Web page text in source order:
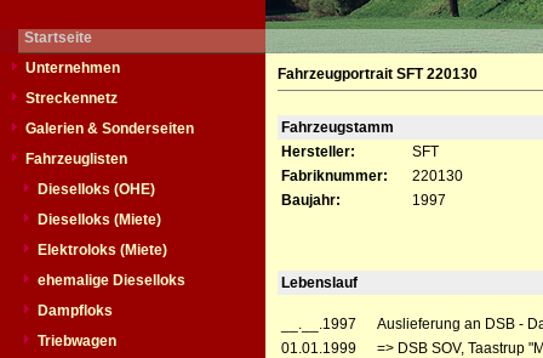
Startseite
Unternehmen
Streckennetz
Galerien & Sonderseiten
Fahrzeuglisten
Dieselloks (OHE)
Dieselloks (Miete)
Elektroloks (Miete)
ehemalige Dieselloks
Dampfloks
Triebwagen
Fahrzeugportrait SFT 220130
Fahrzeugstamm
Hersteller:
SFT
Fabriknummer:
220130
Baujahr:
1997
Lebenslauf
__.__.1997
Auslieferung an DSB -
01.01.1999
=> DSB SOV, Taastrup